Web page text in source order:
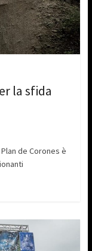
la sfida
de Corones è